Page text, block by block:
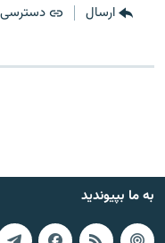
ارسال
به ما بپیوندید